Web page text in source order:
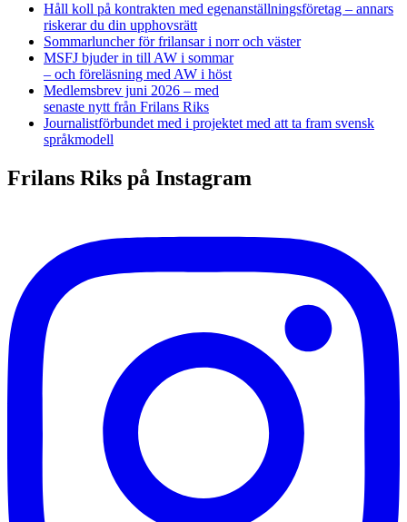
Håll koll på kontrakten med egenanställningsföretag – annars
riskerar du din upphovsrätt
Sommarluncher för frilansar i norr och väster
MSFJ bjuder in till AW i sommar
– och föreläsning med AW i höst
Medlemsbrev juni 2026 – med
senaste nytt från Frilans Riks
Journalistförbundet med i projektet med att ta fram svensk
språkmodell
Frilans Riks på Instagram